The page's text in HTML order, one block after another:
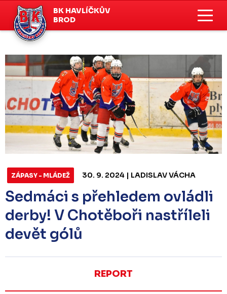
BK HAVLÍČKŮV
BROD
ZÁPASY - MLÁDEŽ 30. 9. 2024 | LADISLAV VÁCHA
Sedmáci s přehledem ovládli
derby! V Chotěboři nastříleli
devět gólů
REPORT